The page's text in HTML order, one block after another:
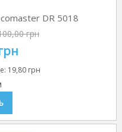
DR 5018
грн
19,80 грн